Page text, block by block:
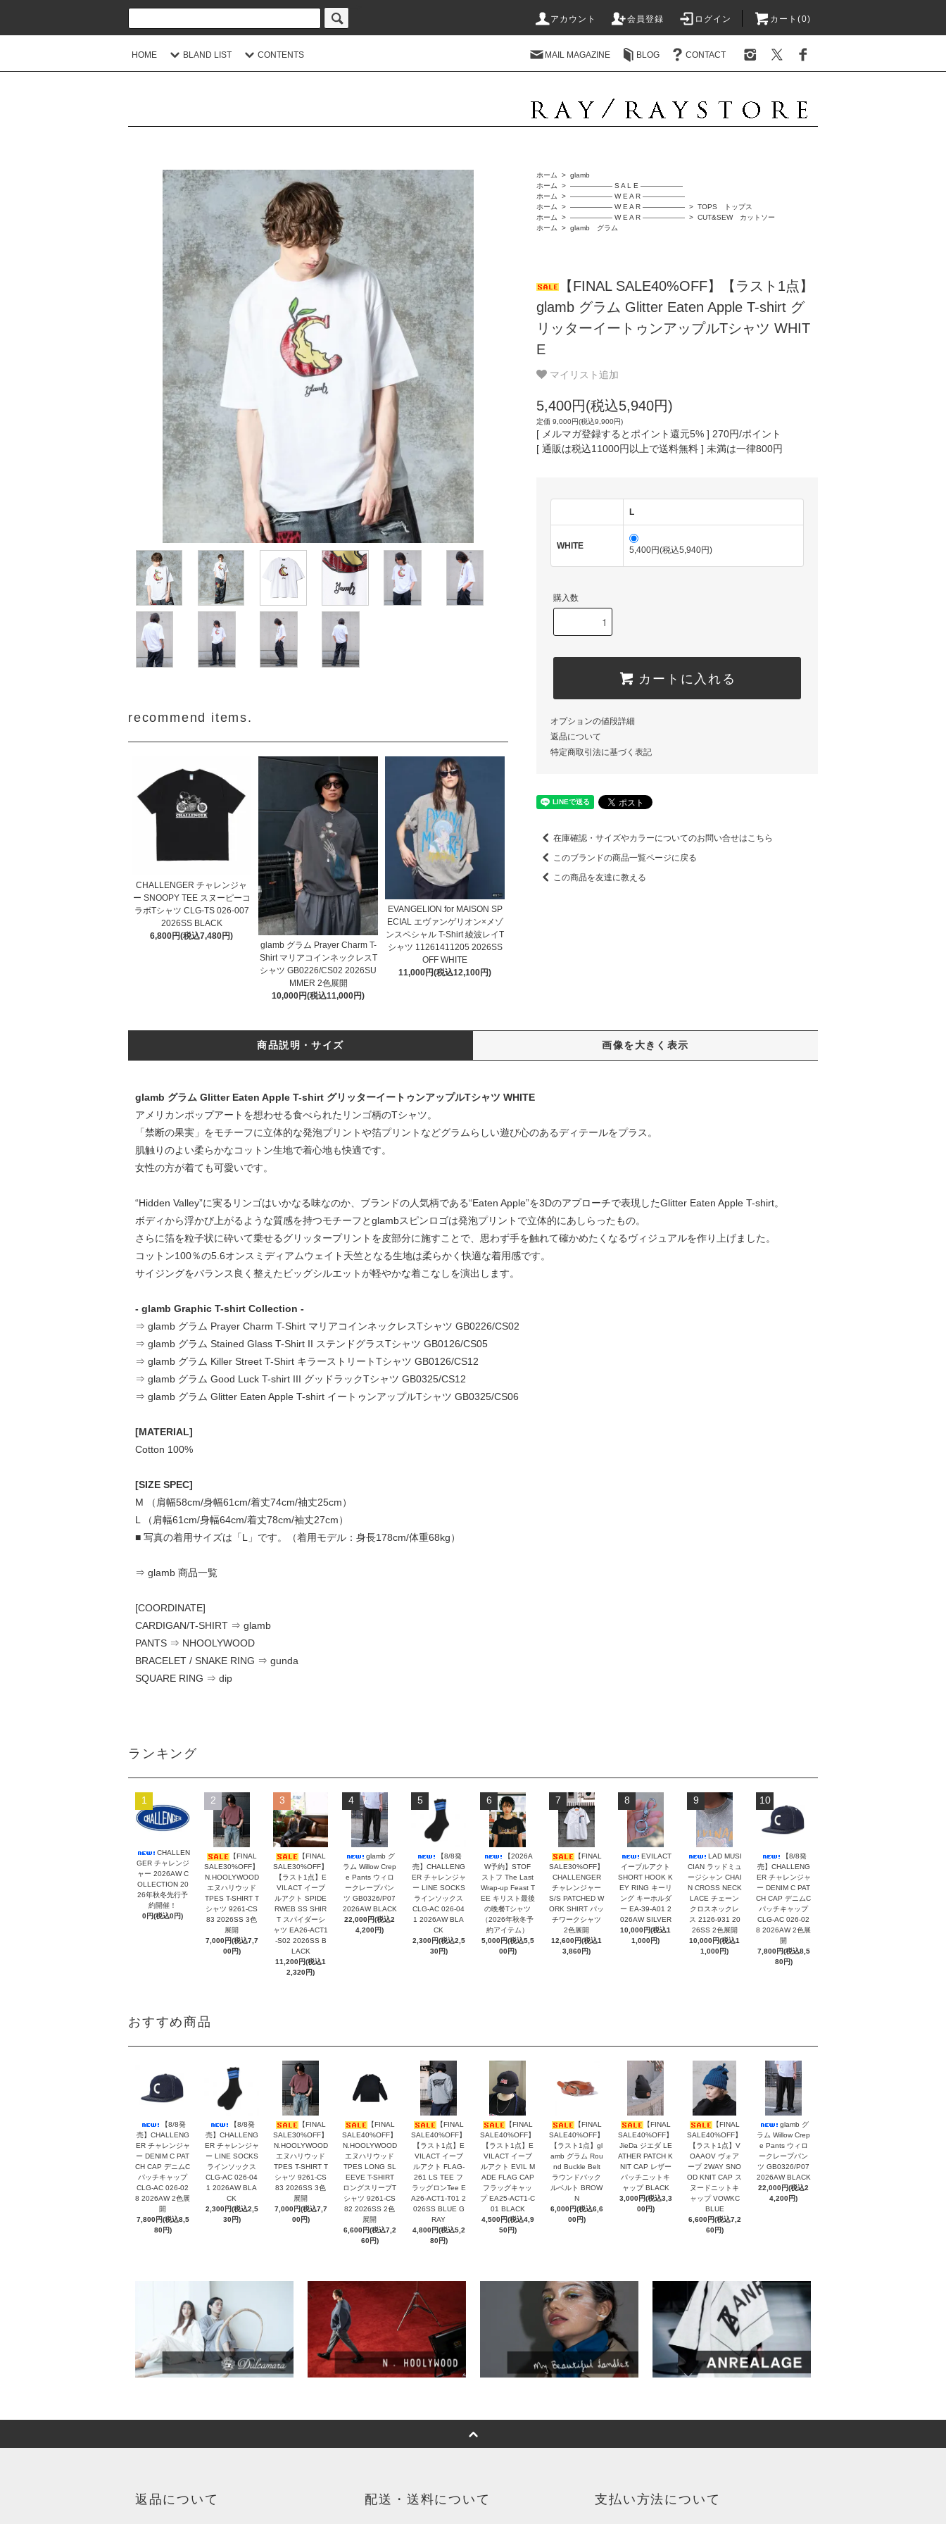
アカウント 会員登録 ログイン カート(0)
HOME BLAND LIST CONTENTS MAIL MAGAZINE BLOG CONTACT
recommend items.
CHALLENGER チャレンジャ
ー SNOOPY TEE スヌーピーコ
ラボTシャツ CLG-TS 026-007
2026SS BLACK
6,800円(税込7,480円)
glamb グラム Prayer Charm T-
Shirt マリアコインネックレスT
シャツ GB0226/CS02 2026SU
MMER 2色展開
10,000円(税込11,000円)
EVANGELION for MAISON SP
ECIAL エヴァンゲリオン×メゾ
ンスペシャル T-Shirt 綾波レイT
シャツ 11261411205 2026SS
OFF WHITE
11,000円(税込12,100円)
ホーム > glamb
ホーム
> ―――――― S A L E ――――――
ホーム
> ―――――― W E A R ――――――
ホーム
> ―――――― W E A R ―――――― > TOPS トップス
ホーム
> ―――――― W E A R ―――――― > CUT&SEW カットソー
ホーム
> glamb グラム
【FINAL SALE40%OFF】【ラスト1点】
glamb グラム Glitter Eaten Apple T-shirt グ
リッターイートゥンアップルTシャツ WHIT
E
マイリスト追加
5,400円(税込5,940円)
定価 9,000円(税込9,900円)
[ メルマガ登録するとポイント還元5% ] 270円/ポイント
[ 通販は税込11000円以上で送料無料 ] 未満は一律800円
L
WHITE 5,400円(税込5,940円)
購入数
カートに入れる
オプションの値段詳細
返品について
特定商取引法に基づく表記
在庫確認・サイズやカラーについてのお問い合せはこちら
このブランドの商品一覧ページに戻る
この商品を友達に教える
商品説明・サイズ 画像を大きく表示
glamb グラム Glitter Eaten Apple T-shirt グリッターイートゥンアップルTシャツ WHITE
アメリカンポップアートを想わせる食べられたリンゴ柄のTシャツ。
「禁断の果実」をモチーフに立体的な発泡プリントや箔プリントなどグラムらしい遊び心のあるディテールをプラス。
肌触りのよい柔らかなコットン生地で着心地も快適です。
女性の方が着ても可愛いです。
“Hidden Valley”に実るリンゴはいかなる味なのか、ブランドの人気柄である“Eaten Apple”を3Dのアプローチで表現したGlitter Eaten Apple T-shirt。
ボディから浮かび上がるような質感を持つモチーフとglambスピンロゴは発泡プリントで立体的にあしらったもの。
さらに箔を粒子状に砕いて乗せるグリッタープリントを皮部分に施すことで、思わず手を触れて確かめたくなるヴィジュアルを作り上げました。
コットン100％の5.6オンスミディアムウェイト天竺となる生地は柔らかく快適な着用感です。
サイジングをバランス良く整えたビッグシルエットが軽やかな着こなしを演出します。
- glamb Graphic T-shirt Collection -
⇒ glamb グラム Prayer Charm T-Shirt マリアコインネックレスTシャツ GB0226/CS02
⇒ glamb グラム Stained Glass T-Shirt II ステンドグラスTシャツ GB0126/CS05
⇒ glamb グラム Killer Street T-Shirt キラーストリートTシャツ GB0126/CS12
⇒ glamb グラム Good Luck T-shirt III グッドラックTシャツ GB0325/CS12
⇒ glamb グラム Glitter Eaten Apple T-shirt イートゥンアップルTシャツ GB0325/CS06
[MATERIAL]
Cotton 100%
[SIZE SPEC]
M （肩幅58cm/身幅61cm/着丈74cm/袖丈25cm）
L （肩幅61cm/身幅64cm/着丈78cm/袖丈27cm）
■ 写真の着用サイズは「L」です。（着用モデル：身長178cm/体重68kg）
⇒ glamb 商品一覧
[COORDINATE]
CARDIGAN/T-SHIRT ⇒ glamb
PANTS ⇒ NHOOLYWOOD
BRACELET / SNAKE RING ⇒ gunda
SQUARE RING ⇒ dip
ランキング
1
CHALLEN
GER チャレンジ
ャー 2026AW C
OLLECTION 20
26年秋冬先行予
約開催！
0円(税込0円)
2
【FINAL
SALE30%OFF】
N.HOOLYWOOD
エヌハリウッド
TPES T-SHIRT T
シャツ 9261-CS
83 2026SS 3色
展開
7,000円(税込7,7
00円)
3
【FINAL
SALE30%OFF】
【ラスト1点】E
VILACT イーブ
ルアクト SPIDE
RWEB SS SHIR
T スパイダーシ
ャツ EA26-ACT1
-S02 2026SS B
LACK
11,200円(税込1
2,320円)
4
glamb グ
ラム Willow Crep
e Pants ウィロ
ークレープパン
ツ GB0326/P07
2026AW BLACK
22,000円(税込2
4,200円)
5
【8/8発
売】CHALLENG
ER チャレンジャ
ー LINE SOCKS
ラインソックス
CLG-AC 026-04
1 2026AW BLA
CK
2,300円(税込2,5
30円)
6
【2026A
W予約】STOF
ストフ The Last
Wrap-up Feast T
EE キリスト最後
の晩餐Tシャツ
（2026年秋冬予
約アイテム）
5,000円(税込5,5
00円)
7
【FINAL
SALE30%OFF】
CHALLENGER
チャレンジャー
S/S PATCHED W
ORK SHIRT パッ
チワークシャツ
2色展開
12,600円(税込1
3,860円)
8
EVILACT
イーブルアクト
SHORT HOOK K
EY RING キーリ
ング キーホルダ
ー EA-39-A01 2
026AW SILVER
10,000円(税込1
1,000円)
9
LAD MUSI
CIAN ラッドミュ
ージシャン CHAI
N CROSS NECK
LACE チェーン
クロスネックレ
ス 2126-931 20
26SS 2色展開
10,000円(税込1
1,000円)
10
【8/8発
売】CHALLENG
ER チャレンジャ
ー DENIM C PAT
CH CAP デニムC
パッチキャップ
CLG-AC 026-02
8 2026AW 2色展
開
7,800円(税込8,5
80円)
おすすめ商品
【8/8発
売】CHALLENG
ER チャレンジャ
ー DENIM C PAT
CH CAP デニムC
パッチキャップ
CLG-AC 026-02
8 2026AW 2色展
開
7,800円(税込8,5
80円)
【8/8発
売】CHALLENG
ER チャレンジャ
ー LINE SOCKS
ラインソックス
CLG-AC 026-04
1 2026AW BLA
CK
2,300円(税込2,5
30円)
【FINAL
SALE30%OFF】
N.HOOLYWOOD
エヌハリウッド
TPES T-SHIRT T
シャツ 9261-CS
83 2026SS 3色
展開
7,000円(税込7,7
00円)
【FINAL
SALE40%OFF】
N.HOOLYWOOD
エヌハリウッド
TPES LONG SL
EEVE T-SHIRT
ロングスリーブT
シャツ 9261-CS
82 2026SS 2色
展開
6,600円(税込7,2
60円)
【FINAL
SALE40%OFF】
【ラスト1点】E
VILACT イーブ
ルアクト FLAG-
261 LS TEE フ
ラッグロンTee E
A26-ACT1-T01 2
026SS BLUE G
RAY
4,800円(税込5,2
80円)
【FINAL
SALE40%OFF】
【ラスト1点】E
VILACT イーブ
ルアクト EVIL M
ADE FLAG CAP
フラッグキャッ
プ EA25-ACT1-C
01 BLACK
4,500円(税込4,9
50円)
【FINAL
SALE40%OFF】
【ラスト1点】gl
amb グラム Rou
nd Buckle Belt
ラウンドバック
ルベルト BROW
N
6,000円(税込6,6
00円)
【FINAL
SALE40%OFF】
JieDa ジエダ LE
ATHER PATCH K
NIT CAP レザー
パッチニットキ
ャップ BLACK
3,000円(税込3,3
00円)
【FINAL
SALE40%OFF】
【ラスト1点】V
OAAOV ヴォア
ーブ 2WAY SNO
OD KNIT CAP ス
ヌードニットキ
ャップ VOWKC
BLUE
6,600円(税込7,2
60円)
glamb グ
ラム Willow Crep
e Pants ウィロ
ークレープパン
ツ GB0326/P07
2026AW BLACK
22,000円(税込2
4,200円)
返品について 配送・送料について 支払い方法について